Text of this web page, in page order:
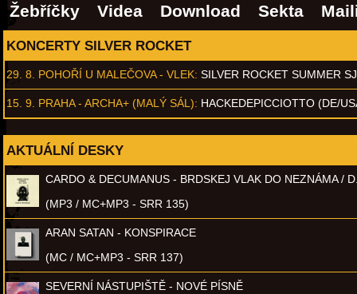
Žebříčky
Videa Download Sekta
KONCERTY SILVER ROCKET
29. 8. POHOŘÍ U MALEČOVA - VLEK: SILVER ROCKET SUMMER
15. 9. PRAHA - ARCHA+ (MALÝ SÁL): HACKEDEPICCIOTTO (DE/
AKTUÁLNÍ DESKY
CARDO & DECUMANUS - BRDSKEJ VLAK DO NEZNÁMA /
(MP3 / MC+MP3 - SRR 135)
ARAN SATAN - KONSPIRACE
(MC / MC+MP3 - SRR 137)
SEVERNÍ NÁSTUPIŠTĚ - NOVÉ PÍSNĚ